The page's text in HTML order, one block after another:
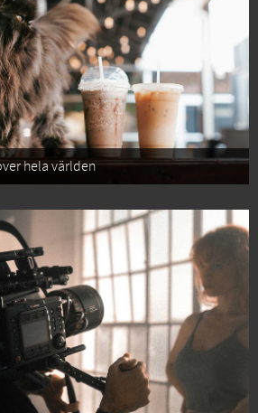
hela världen